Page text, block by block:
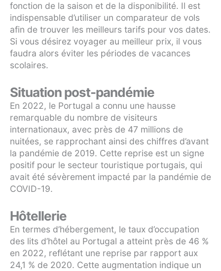
fonction de la saison et de la disponibilité. Il est
indispensable d’utiliser un comparateur de vols
afin de trouver les meilleurs tarifs pour vos dates.
Si vous désirez voyager au meilleur prix, il vous
faudra alors éviter les périodes de vacances
scolaires.
Situation post-pandémie
En 2022, le Portugal a connu une hausse
remarquable du nombre de visiteurs
internationaux, avec près de 47 millions de
nuitées, se rapprochant ainsi des chiffres d’avant
la pandémie de 2019. Cette reprise est un signe
positif pour le secteur touristique portugais, qui
avait été sévèrement impacté par la pandémie de
COVID-19.
Hôtellerie
En termes d’hébergement, le taux d’occupation
des lits d’hôtel au Portugal a atteint près de 46 %
en 2022, reflétant une reprise par rapport aux
24,1 % de 2020. Cette augmentation indique un